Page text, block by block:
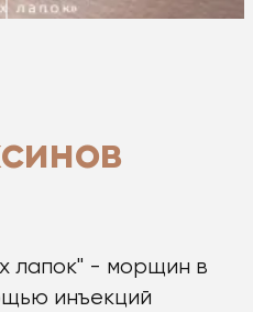
лапок" - морщин в
инъекций